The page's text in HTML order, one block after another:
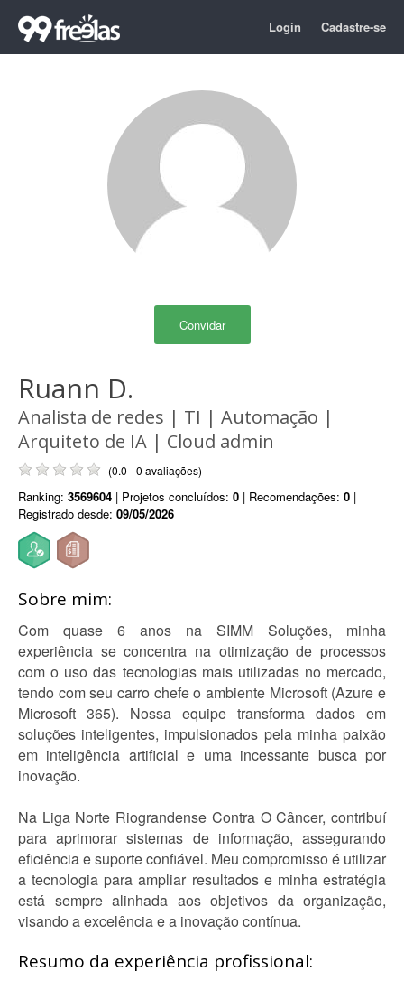
Login Cadastre-se
Convidar
Ruann D.
Analista de redes | TI | Automação |
Arquiteto de IA | Cloud admin
(0.0 - 0 avaliações)
Ranking: 3569604 | Projetos concluídos: 0 | Recomendações: 0 |
Registrado desde: 09/05/2026
Sobre mim:
Com quase 6 anos na SIMM Soluções, minha
experiência se concentra na otimização de processos
com o uso das tecnologias mais utilizadas no mercado,
tendo com seu carro chefe o ambiente Microsoft (Azure e
Microsoft 365). Nossa equipe transforma dados em
soluções inteligentes, impulsionados pela minha paixão
em inteligência artificial e uma incessante busca por
inovação.
Na Liga Norte Riograndense Contra O Câncer, contribuí
para aprimorar sistemas de informação, assegurando
eficiência e suporte confiável. Meu compromisso é utilizar
a tecnologia para ampliar resultados e minha estratégia
está sempre alinhada aos objetivos da organização,
visando a excelência e a inovação contínua.
Resumo da experiência profissional: